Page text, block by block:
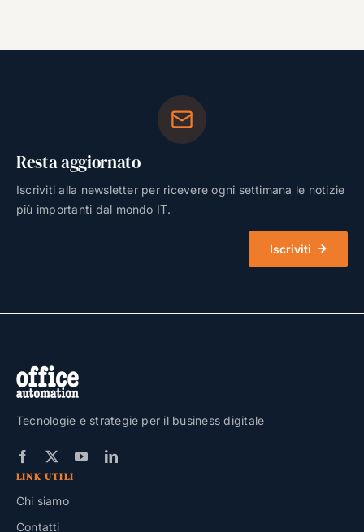
Resta aggiornato
Iscriviti alla newsletter per ricevere ogni settimana le notizie
più importanti dal mondo IT.
Iscriviti
Tecnologie e strategie per il business digitale
LINK UTILI
Chi siamo
Contatti